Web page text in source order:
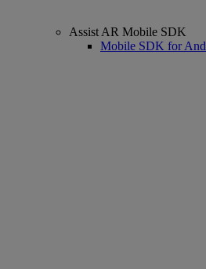
Assist AR Mobile SDK
Mobile SDK for